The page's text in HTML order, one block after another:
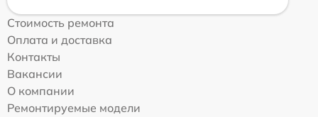
Стоимость ремонта
Оплата и доставка
Контакты
Вакансии
О компании
Ремонтируемые модели